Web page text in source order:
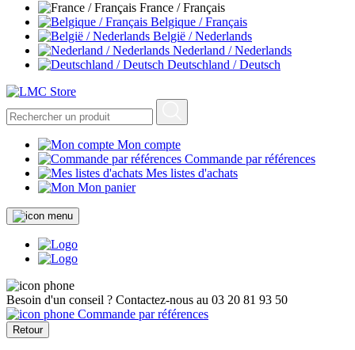
France / Français
Belgique / Français
België / Nederlands
Nederland / Nederlands
Deutschland / Deutsch
Mon compte
Commande par références
Mes listes d'achats
Mon panier
Besoin d'un conseil ? Contactez-nous au 03 20 81 93 50
Commande par références
Retour